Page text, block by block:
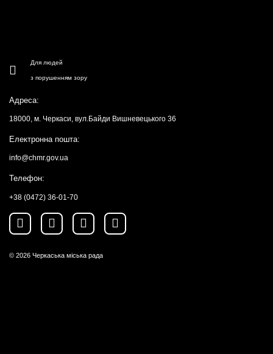
Для людей
з порушенням зору
Адреса:
18000, м. Черкаси, вул.Байди Вишневецького 36
Електронна пошта:
info@chmr.gov.ua
Телефон:
+38 (0472) 36-01-70
© 2026 Черкаська міська рада